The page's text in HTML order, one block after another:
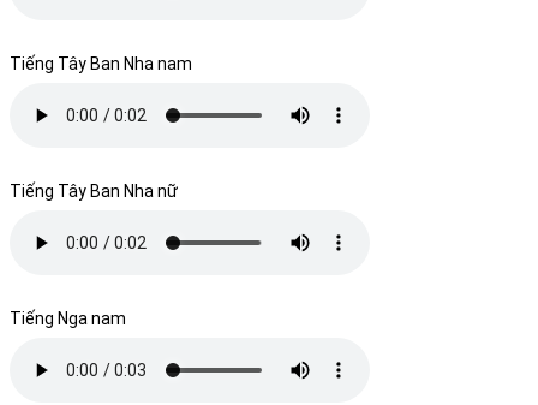
Tiếng Tây Ban Nha nam
Tiếng Tây Ban Nha nữ
Tiếng Nga nam